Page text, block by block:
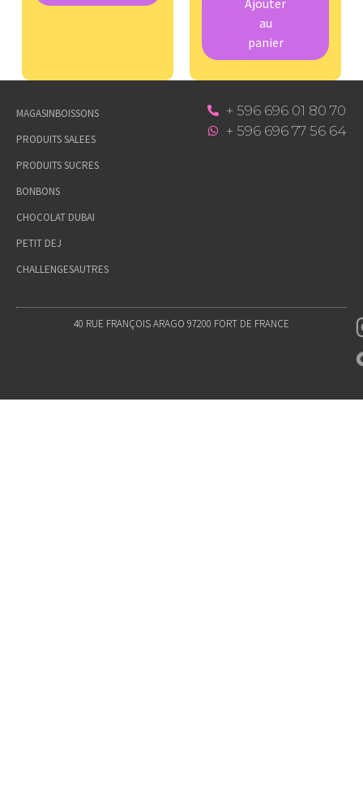
au
panier
MAGASINBOISSONS
PRODUITS SALEES
PRODUITS SUCRES
BONBONS
CHOCOLAT DUBAI
PETIT DEJ
CHALLENGESAUTRES
+ 596 696 01 80 70
+ 596 696 77 56 64
40 RUE FRANÇOIS ARAGO 97200 FORT DE FRANCE